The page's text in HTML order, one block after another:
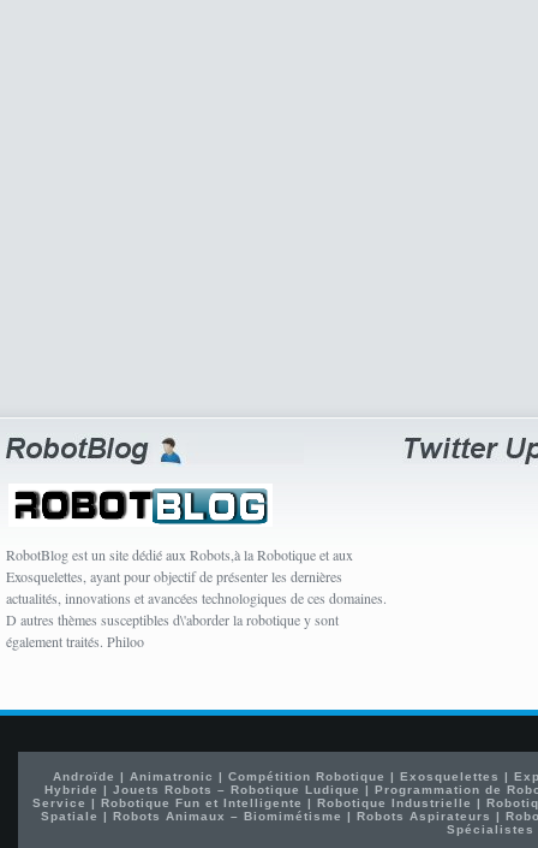
RobotBlog est un site dédié aux Robots,à la Robotique et aux
Exosquelettes, ayant pour objectif de présenter les dernières
actualités, innovations et avancées technologiques de ces domaines.
D autres thèmes susceptibles d\'aborder la robotique y sont
également traités. Philoo
Androïde | Animatronic | Compétition Robotique | Exosquelettes |
Hybride |Jouets Robots – Robotique Ludique |Programmation de
Service | Robotique Fun et Intelligente | Robotique Industrielle |
Spatiale | Robots Animaux – Biomimétisme | Robots Aspirateurs |
Spécialistes